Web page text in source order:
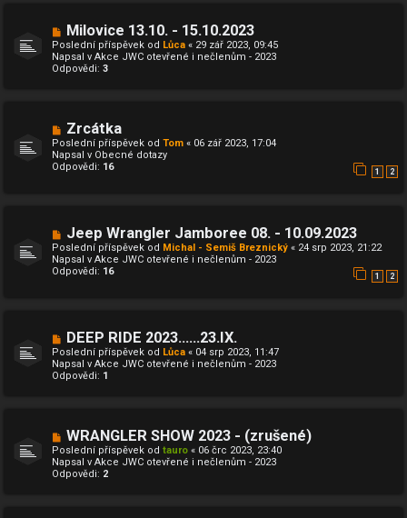
p
ě
v
e
k
N
o
v
ý
p
p
ě
v
e
k
Milovice 13.10. - 15.10.2023
Poslední příspěvek od Lůca « 29 zář 2023, 09:45
Napsal v Akce JWC otevřené i nečlenům - 2023
Odpovědi: 3
N
o
v
ý
p
v
e
k
Zrcátka
Poslední příspěvek od Tom « 06 zář 2023, 17:04
Napsal v Obecné dotazy
Odpovědi: 16 1 2
o
v
ý
p
ě
v
e
k
Jeep Wrangler Jamboree 08. - 10.09.2023
Poslední příspěvek od Michal - Semiš Breznický « 24 srp 2023, 21:22
Napsal v Akce JWC otevřené i nečlenům - 2023
Odpovědi: 16 1 2
N
o
v
ý
p
p
ě
v
e
k
DEEP RIDE 2023......23.IX.
Poslední příspěvek od Lůca « 04 srp 2023, 11:47
Napsal v Akce JWC otevřené i nečlenům - 2023
Odpovědi: 1
N
o
v
ý
p
WRANGLER SHOW 2023 - (zrušené)
Poslední příspěvek od tauro « 06 črc 2023, 23:40
Napsal v Akce JWC otevřené i nečlenům - 2023
Odpovědi: 2